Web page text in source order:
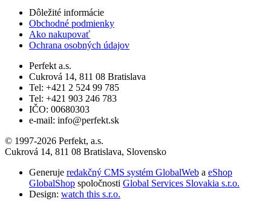
Dôležité informácie
Obchodné podmienky
Ako nakupovať
Ochrana osobných údajov
Perfekt a.s.
Cukrová 14, 811 08 Bratislava
Tel: +421 2 524 99 785
Tel: +421 903 246 783
IČO: 00680303
e-mail: info@perfekt.sk
© 1997-2026 Perfekt, a.s.
Cukrová 14, 811 08 Bratislava, Slovensko
Generuje redakčný CMS systém GlobalWeb a eShop
GlobalShop spoločnosti Global Services Slovakia s.r.o.
Design: watch this s.r.o.